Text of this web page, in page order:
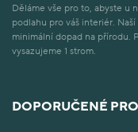
Děláme vše pro to, abyste u
podlahu pro váš interiér.
minimální dopad na přírodu.
vysazujeme 1 strom.
DOPORUČENÉ